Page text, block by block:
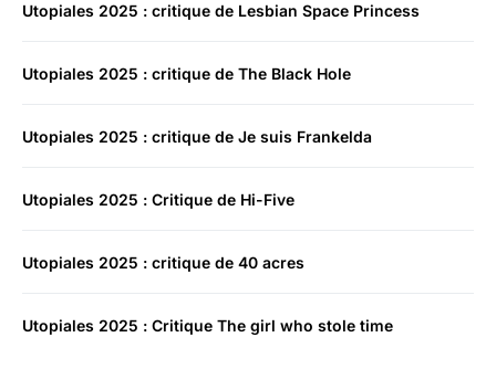
Utopiales 2025 : critique de Lesbian Space Princess
Utopiales 2025 : critique de The Black Hole
Utopiales 2025 : critique de Je suis Frankelda
Utopiales 2025 : Critique de Hi-Five
Utopiales 2025 : critique de 40 acres
Utopiales 2025 : Critique The girl who stole time